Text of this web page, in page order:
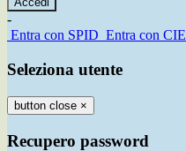
-
Entra con SPID Entra con CIE
Seleziona utente
button close ×
Recupero password